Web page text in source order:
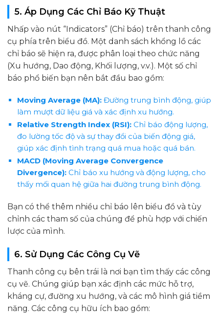
5. Áp Dụng Các Chỉ Báo Kỹ Thuật
Nhấp vào nút “Indicators” (Chỉ báo) trên thanh công
cụ phía trên biểu đồ. Một danh sách khổng lồ các
chỉ báo sẽ hiện ra, được phân loại theo chức năng
(Xu hướng, Dao động, Khối lượng, v.v.). Một số chỉ
báo phổ biến bạn nên bắt đầu bao gồm:
Moving Average (MA):Đường trung bình động, giúp
làm mượt dữ liệu giá và xác định xu hướng.
Relative Strength Index (RSI):Chỉ báo động lượng,
đo lường tốc độ và sự thay đổi của biến động giá,
giúp xác định tình trạng quá mua hoặc quá bán.
MACD (Moving Average Convergence
Divergence):Chỉ báo xu hướng và động lượng, cho
thấy mối quan hệ giữa hai đường trung bình động.
Bạn có thể thêm nhiều chỉ báo lên biểu đồ và tùy
chỉnh các tham số của chúng để phù hợp với chiến
lược của mình.
6. Sử Dụng Các Công Cụ Vẽ
Thanh công cụ bên trái là nơi bạn tìm thấy các công
cụ vẽ. Chúng giúp bạn xác định các mức hỗ trợ,
kháng cự, đường xu hướng, và các mô hình giá tiềm
năng. Các công cụ hữu ích bao gồm: